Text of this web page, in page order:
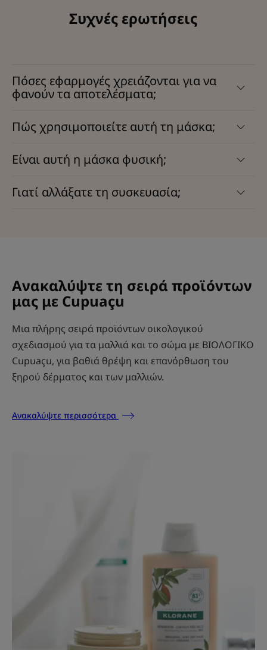
Συχνές ερωτήσεις
Πόσες εφαρμογές χρειάζονται για να
φανούν τα αποτελέσματα;
Πώς χρησιμοποιείτε αυτή τη μάσκα;
Είναι αυτή η μάσκα φυσική;
Γιατί αλλάξατε τη συσκευασία;
Ανακαλύψτε τη σειρά προϊόντων
μας με Cupuaçu
Μια πλήρης σειρά προϊόντων οικολογικού
σχεδιασμού για τα μαλλιά και το σώμα με ΒΙΟΛΟΓΙΚΟ
Cupuaçu, για βαθιά θρέψη και επανόρθωση του
ξηρού δέρματος και των μαλλιών.
Ανακαλύψτε περισσότερα